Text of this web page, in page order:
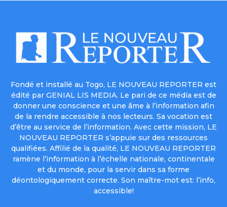
Fondé et installé au Togo, LE NOUVEAU REPORTER est
édité par GENIAL LIS MEDIA. Le pari de ce média est de
donner une conscience et une âme à l’information afin
de la rendre accessible à nos lecteurs. Sa vocation est
d’être au service de l’information. Avec cette mission, LE
NOUVEAU REPORTER s’appuie sur des ressources
qualifiées. Affilié de la qualité, LE NOUVEAU REPORTER
ramène l’information à l’échelle nationale, continentale
et du monde, pour la servir dans sa forme
déontologiquement correcte. Son maître-mot est: l’info,
accessible!